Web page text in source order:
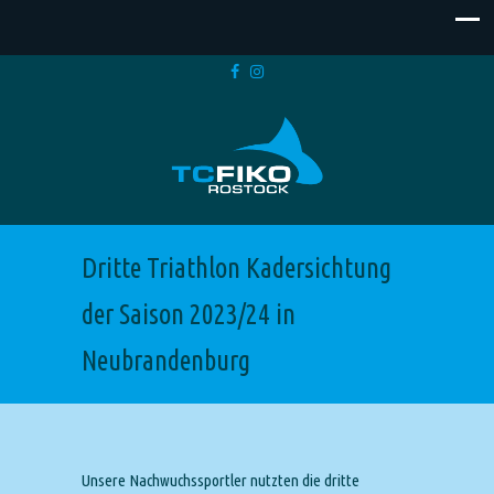
Dritte Triathlon Kadersichtung
der Saison 2023/24 in
Neubrandenburg
Unsere Nachwuchssportler nutzten die dritte